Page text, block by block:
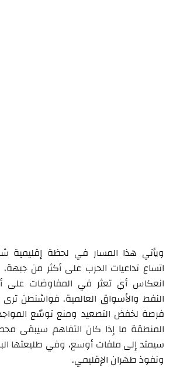
ويأتي هذا المسار في لحظة إقليمية
اتساع تداعيات الحرب على أكثر من
انعكاس أي تعثر في المفاوضات على
النفط والأسواق العالمية. فواشنطن
فرصة لخفض التصعيد ومنع توسّع
المنطقة ما إذا كان التفاهم سيبقى
سيمتد إلى ملفات أوسع، وفي طليعتها
ونفوذ طهران الإقليمي.